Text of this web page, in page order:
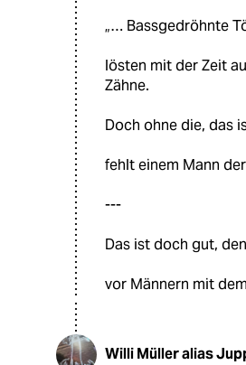
„… Bassgedröhnte
lösten mit der Zeit
Zähne.
Doch ohne die, das
fehlt einem Mann
---
Das ist doch gut,
vor Männern mit
Willi Müller alias